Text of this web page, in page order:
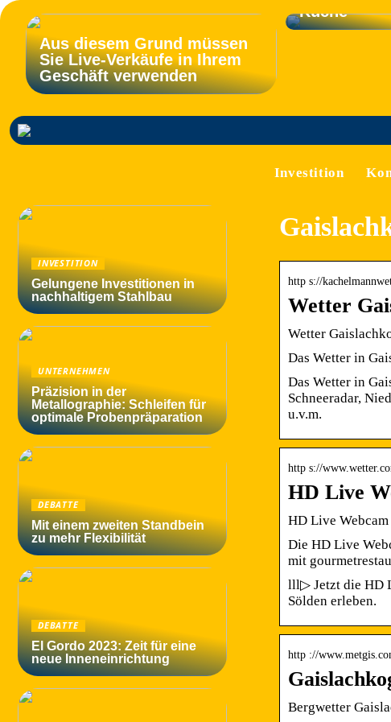
Aus diesem Grund müssen
Sie Live-Verkäufe in Ihrem
Geschäft verwenden
Küche
Investition
http s://
Wetter
Wetter
Das Wetter in
Das Wetter in
Schneeradar,
u.v.m.
http s://
HD Live
HD Live
Die HD Live
mit
lll▷ Jetzt die HD
Sölden erleben.
http ://
Bergwetter
INVESTITION
Gelungene Investitionen in
nachhaltigem Stahlbau
UNTERNEHMEN
Präzision in der
Metallographie: Schleifen für
optimale Probenpräparation
DEBATTE
Mit einem zweiten Standbein
zu mehr Flexibilität
DEBATTE
El Gordo 2023: Zeit für eine
neue Inneneinrichtung